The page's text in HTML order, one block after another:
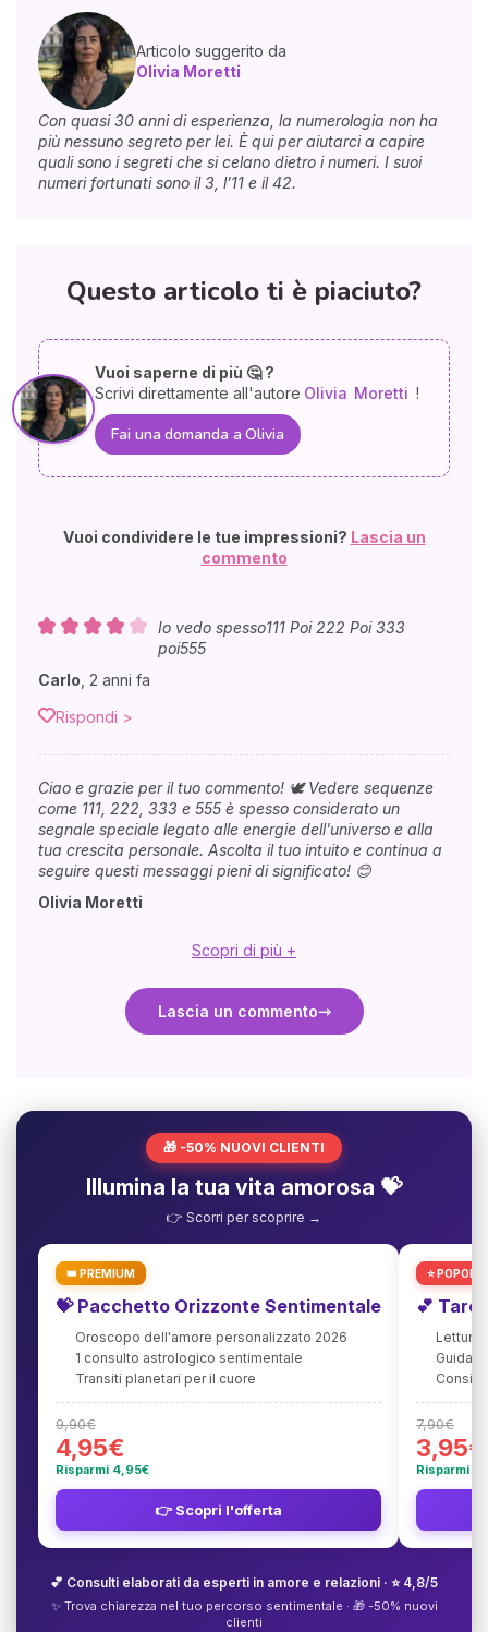
Articolo suggerito da
Olivia Moretti
Con quasi 30 anni di esperienza, la numerologia non ha
più nessuno segreto per lei. È qui per aiutarci a capire
quali sono i segreti che si celano dietro i numeri. I suoi
numeri fortunati sono il 3, l’11 e il 42.
Questo articolo ti è piaciuto?
Vuoi saperne di più 🤔 ?
Scrivi direttamente all'autore Olivia Moretti !
Fai una domanda a Olivia
Vuoi condividere le tue impressioni? Lascia un
commento
Io vedo spesso111 Poi 222 Poi 333
poi555
Carlo 2 anni fa
Rispondi >
Ciao e grazie per il tuo commento! 🕊️ Vedere sequenze
come 111, 222, 333 e 555 è spesso considerato un
segnale speciale legato alle energie dell'universo e alla
tua crescita personale. Ascolta il tuo intuito e continua a
seguire questi messaggi pieni di significato! 😊
Olivia Moretti
Scopri di più +
Lascia un commento
🎁 -50% NUOVI CLIENTI
Illumina la tua vita amorosa 💝
👉 Scorri per scoprire →
👑 PREMIUM
💝 Pacchetto Orizzonte Sentimentale
Oroscopo dell'amore personalizzato 2026
1 consulto astrologico sentimentale
Transiti planetari per il cuore
9,90€
4,95€
Risparmi 4,95€
👉 Scopri l'offerta
⭐
💕
Lettura
Guida
7,90€
3,95€
Risparmi
💕 Consulti elaborati da esperti in amore e relazioni · ⭐ 4,8/5
✨ Trova chiarezza nel tuo percorso sentimentale · 🎁 -50% nuovi
clienti